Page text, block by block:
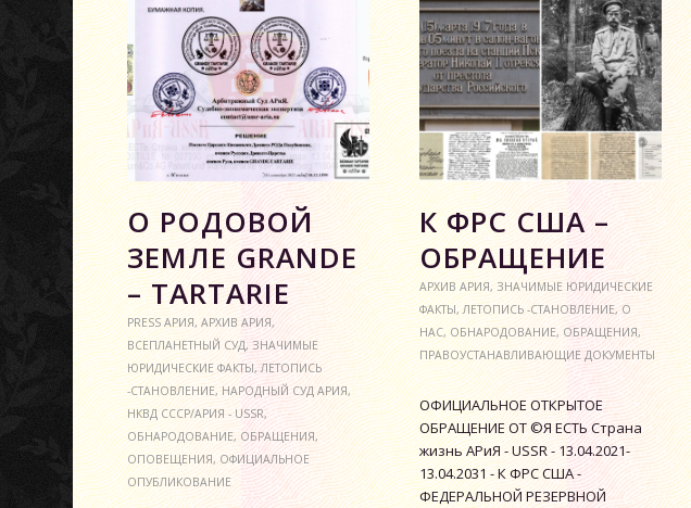
О РОДОВОЙ
ЗЕМЛЕ GRANDE
– TARTARIE
PRESS АРИЯ,АРХИВ АРИЯ,
ВСЕПЛАНЕТНЫЙ СУД,ЗНАЧИМЫЕ
ЮРИДИЧЕСКИЕ ФАКТЫ,ЛЕТОПИСЬ
-СТАНОВЛЕНИЕ,НАРОДНЫЙ СУД АРИЯ,
НКВД СССР/АРИЯ - USSR,
ОБНАРОДОВАНИЕ,ОБРАЩЕНИЯ,
ОПОВЕЩЕНИЯ,ОФИЦИАЛЬНОЕ
ОПУБЛИКОВАНИЕ
К ФРС США –
ОБРАЩЕНИЕ
АРХИВ АРИЯ,ЗНАЧИМЫЕ ЮРИДИЧЕСКИЕ
ФАКТЫ,ЛЕТОПИСЬ -СТАНОВЛЕНИЕ,О
НАС,ОБНАРОДОВАНИЕ,ОБРАЩЕНИЯ,
ПРАВОУСТАНАВЛИВАЮЩИЕ ДОКУМЕНТЫ
ОФИЦИАЛЬНОЕ ОТКРЫТОЕ
ОБРАЩЕНИЕ ОТ ©Я ЕСТЬ Страна
жизнь АРиЯ - USSR - 13.04.2021-
13.04.2031 - К ФРС США -
ФЕДЕРАЛЬНОЙ РЕЗЕРВНОЙ